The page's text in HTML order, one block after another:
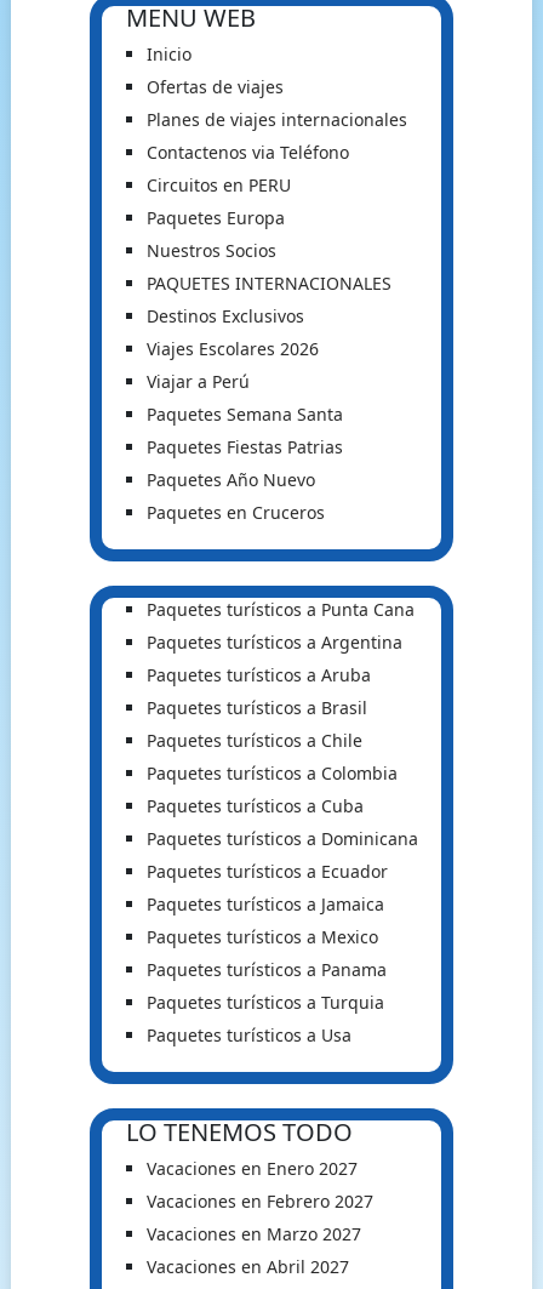
MENU WEB
Inicio
Ofertas de viajes
Planes de viajes internacionales
Contactenos via Teléfono
Circuitos en PERU
Paquetes Europa
Nuestros Socios
PAQUETES INTERNACIONALES
Destinos Exclusivos
Viajes Escolares 2026
Viajar a Perú
Paquetes Semana Santa
Paquetes Fiestas Patrias
Paquetes Año Nuevo
Paquetes en Cruceros
Paquetes turísticos a Punta Cana
Paquetes turísticos a Argentina
Paquetes turísticos a Aruba
Paquetes turísticos a Brasil
Paquetes turísticos a Chile
Paquetes turísticos a Colombia
Paquetes turísticos a Cuba
Paquetes turísticos a Dominicana
Paquetes turísticos a Ecuador
Paquetes turísticos a Jamaica
Paquetes turísticos a Mexico
Paquetes turísticos a Panama
Paquetes turísticos a Turquia
Paquetes turísticos a Usa
LO TENEMOS TODO
Vacaciones en Enero 2027
Vacaciones en Febrero 2027
Vacaciones en Marzo 2027
Vacaciones en Abril 2027